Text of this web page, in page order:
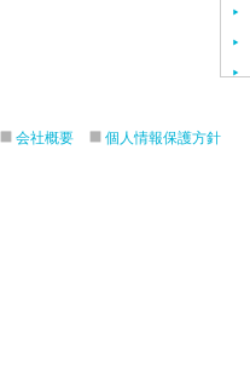
会社概要 個人情報保護方針